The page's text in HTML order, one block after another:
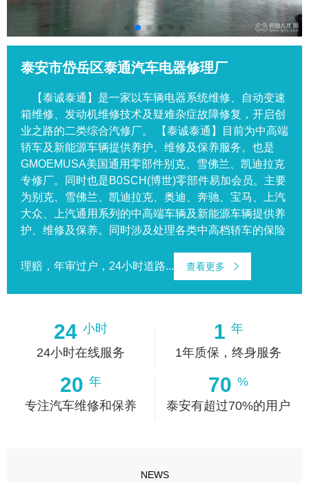
泰安市岱岳区泰通汽车电器修理厂
【泰诚泰通】是一家以车辆电器系统维修、自动变速
箱维修、发动机维修技术及疑难杂症故障修复，开启创
业之路的二类综合汽修厂。 【泰诚泰通】目前为中高端
轿车及新能源车辆提供养护、维修及保养服务。也是
GMOEMUSA美国通用零部件别克、雪佛兰、凯迪拉克
专修厂。同时也是B0SCH(博世)零部件易加会员。主要
为别克、雪佛兰、凯迪拉克、奥迪、奔驰、宝马、上汽
大众、上汽通用系列的中高端车辆及新能源车辆提供养
护、维修及保养。同时涉及处理各类中高档轿车的保险
理赔，年审过户，24小时道路... 查看更多
24 小时
24小时在线服务
1 年
1年质保，终身服务
20 年
专注汽车维修和保养
70 %
泰安有超过70%的用户
NEWS